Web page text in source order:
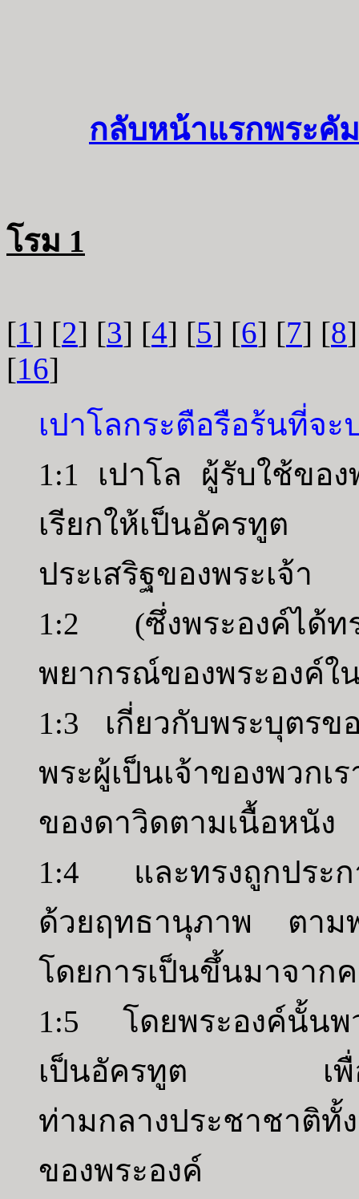
กลับหน้าแรกพระคั
โรม 1
[1] [2] [3] [4] [5] [6] [7] [8
[16]
เปาโลกระตือรือร้นที่จะ
1:1 เปาโล ผู้รับใช้ขอ
เรียกให้เป็นอัครทูต
ประเสริฐของพระเจ้า
1:2 (ซึ่งพระองค์ได้ท
พยากรณ์ของพระองค์ใ
1:3 เกี่ยวกับพระบุตรข
พระผู้เป็นเจ้าของพวก
ของดาวิดตามเนื้อหนัง
1:4 และทรงถูกประก
ด้วยฤทธานุภาพ ตาม
โดยการเป็นขึ้นมาจาก
1:5 โดยพระองค์นั้นพ
เป็นอัครทูต เพื่อคว
ท่ามกลางประชาชาติ
ของพระองค์